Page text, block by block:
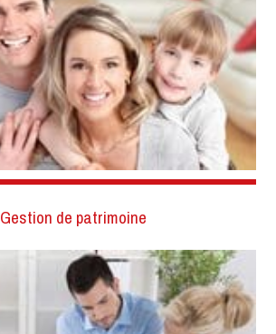
Gestion de patrimoine